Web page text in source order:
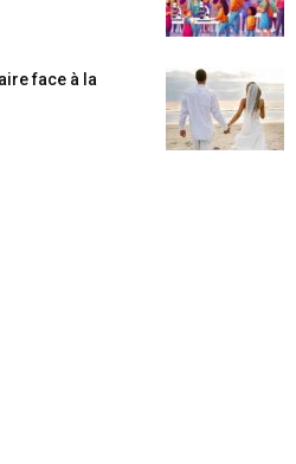
face à la